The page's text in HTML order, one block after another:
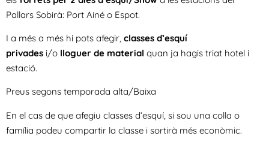
Pallars Sobirà: Port Ainé o Espot.
I a més a més hi pots afegir, classes d’esquí
privades i/o lloguer de material quan ja hagis triat hotel i
estació.
Preus segons temporada alta/Baixa
En el cas de que afegiu classes d’esquí, si sou una colla o
família podeu compartir la classe i sortirà més econòmic.